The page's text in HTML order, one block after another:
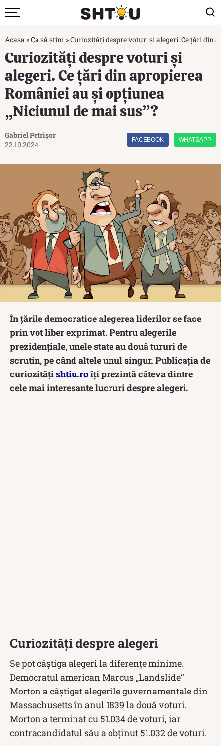
Acasa »Ca să știm »Curiozități despre voturi și alegeri. Ce țări din
Curiozități despre voturi și
alegeri. Ce țări din apropierea
României au și opțiunea
„Niciunul de mai sus”?
Gabriel Petrișor
22.10.2024
FACEBOOK WHATSAPP
În țările democratice alegerea liderilor se face
prin vot liber exprimat. Pentru alegerile
prezidențiale, unele state au două tururi de
scrutin, pe când altele unul singur. Publicația de
curiozitățishtiu.roîți prezintă câteva dintre
cele mai interesante lucruri despre alegeri.
Curiozități despre alegeri
Se pot câștiga alegeri la diferențe minime.
Democratul american Marcus „Landslide”
Morton a câștigat alegerile guvernamentale din
Massachusetts în anul 1839 la două voturi.
Morton a terminat cu 51.034 de voturi, iar
contracandidatul său a obținut 51.032 de voturi.